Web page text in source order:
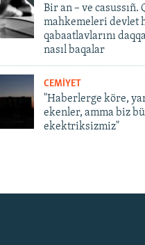
Bir an – ve casussıñ.
mahkemeleri devlet
qabaatlavlarını
nasıl baqalar
CEMİYET
"Haberlerge köre,
ekenler, amma biz
ekektriksizmiz"